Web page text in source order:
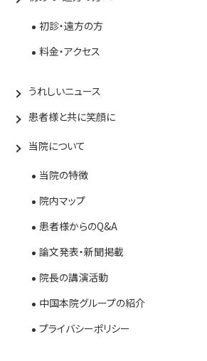
初診・遠方の方
料金・アクセス
うれしいニュース
患者様と共に笑顔に
当院について
当院の特徴
院内マップ
患者様からのQ&A
論文発表・新聞掲載
院長の講演活動
中国本院グループの紹介
プライバシーポリシー